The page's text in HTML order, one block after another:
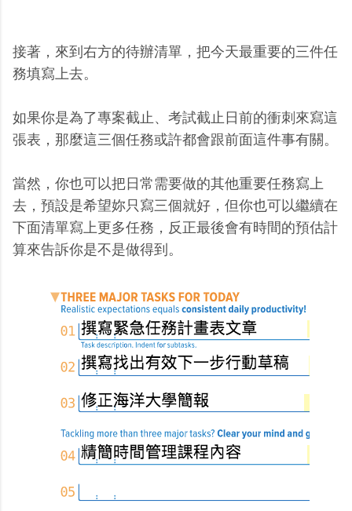
接著，來到右方的待辦清單，把今天最重要的三件任
務填寫上去。
如果你是為了專案截止、考試截止日前的衝刺來寫這
張表，那麼這三個任務或許都會跟前面這件事有關。
當然，你也可以把日常需要做的其他重要任務寫上
去，預設是希望妳只寫三個就好，但你也可以繼續在
下面清單寫上更多任務，反正最後會有時間的預估計
算來告訴你是不是做得到。